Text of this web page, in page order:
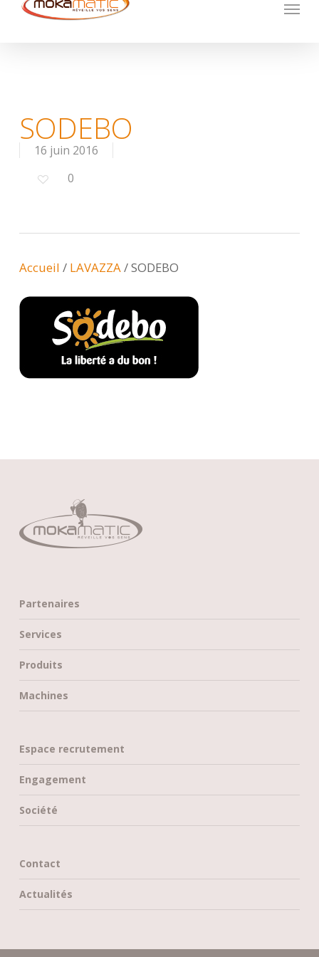
SODEBO
16 juin 2016
0
Accueil / LAVAZZA/SODEBO
Partenaires
Services
Produits
Machines
Espace recrutement
Engagement
Société
Contact
Actualités